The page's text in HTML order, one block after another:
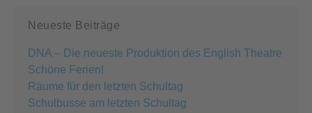
Neueste Beiträge
DNA – Die neueste Produktion des English Theatre
Schöne Ferien!
Räume für den letzten Schultag
Schulbusse am letzten Schultag